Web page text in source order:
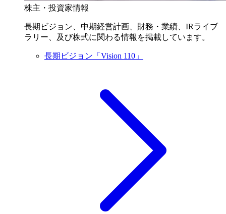
株主・投資家情報
長期ビジョン、中期経営計画、財務・業績、IRライブ
ラリー、及び株式に関わる情報を掲載しています。
長期ビジョン「Vision 110」